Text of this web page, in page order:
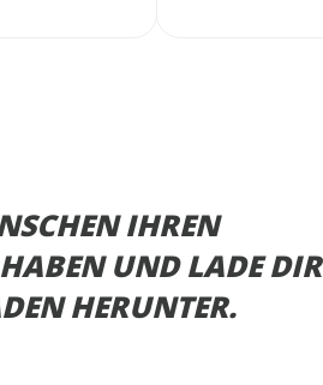
IHREN
UND LADE DIR
HERUNTER.